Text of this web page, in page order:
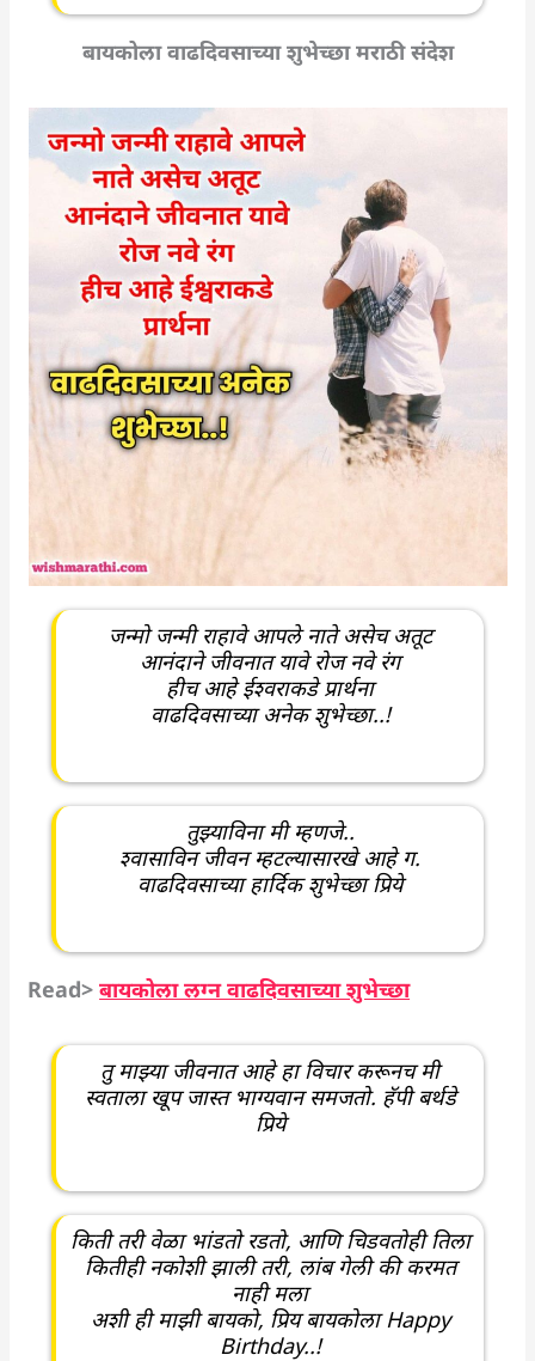
बायकोला वाढदिवसाच्या शुभेच्छा मराठी संदेश
जन्मो जन्मी राहावे आपले नाते असेच अतूट
आनंदाने जीवनात यावे रोज नवे रंग
हीच आहे ईश्वराकडे प्रार्थना
वाढदिवसाच्या अनेक शुभेच्छा..!
तुझ्याविना मी म्हणजे..
श्वासाविन जीवन म्हटल्यासारखे आहे ग.
वाढदिवसाच्या हार्दिक शुभेच्छा प्रिये
Read>बायकोला लग्न वाढदिवसाच्या शुभेच्छा
तु माझ्या जीवनात आहे हा विचार करूनच मी
स्वताला खूप जास्त भाग्यवान समजतो. हॅपी बर्थडे
प्रिये
किती तरी वेळा भांडतो रडतो, आणि चिडवतोही तिला
कितीही नकोशी झाली तरी, लांब गेली की करमत
नाही मला
अशी ही माझी बायको, प्रिय बायकोला Happy
Birthday..!